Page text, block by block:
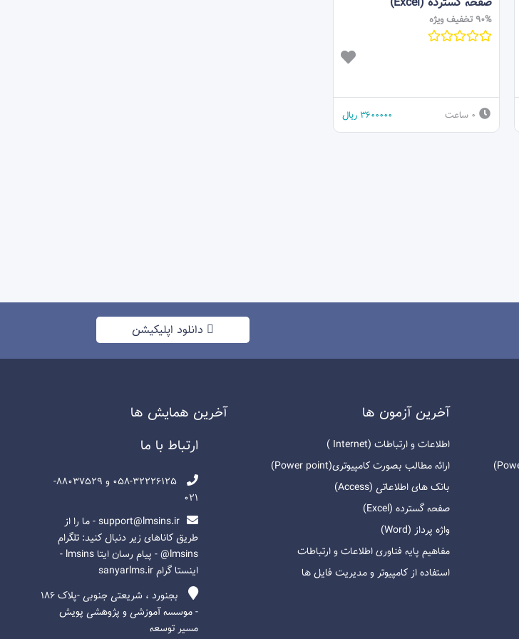
90% تخفیف ویژه
0 ساعت 3600000 ریال
دانلود اپلیکیشن
آخرين آزمون ها
اطلاعات و ارتباطات (Internet )
ارائه مطالب بصورت کامپیوتری(Power point)
بانک های اطلاعاتی (Access)
صفحه گسترده (Excel)
واژه پرداز (Word)
مفاهیم پایه فناوری اطلاعات و ارتباطات
استفاده از کامپیوتر و مدیریت فایل ها
آخرين همايش ها
ارتباط با ما
058-32226125 و 88037529-
021
support@lmsins.ir - ما را از
طریق کاناهای زیر دنبال کنید: تلگرام
lmsins@ - پیام رسان ایتا lmsins -
اینستا گرام sanyarlms.ir
بجنورد ، شریعتی جنوبی -پلاک ۱۸۶
- موسسه آموزشی و پژوهشی پویش
مسیر توسعه